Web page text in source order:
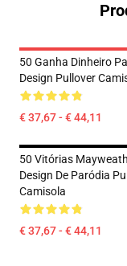
50 Ganha Dinheiro
Design Pullover
€ 37,67 - € 44,11
50 Vitórias
Design De Paródia
Camisola
€ 37,67 - € 44,11